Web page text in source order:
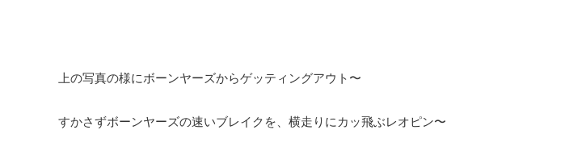
上の写真の様にボーンヤーズからゲッティングアウト〜
すかさずボーンヤーズの速いブレイクを、横走りにカッ飛ぶレオピン〜